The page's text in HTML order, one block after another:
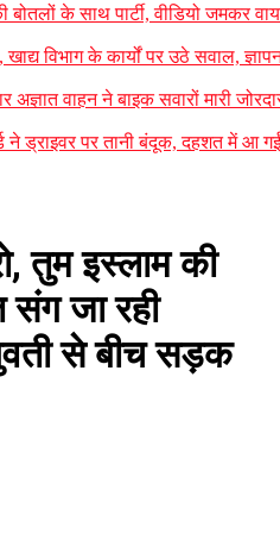
के साथ पार्टी, वीडियो जमकर
विभाग के कार्यों पर उठे सवाल,
अज्ञात वाहन ने बाइक सवारों मारी
ड्राइवर पर तानी बंदूक, दहशत में आ गईं
तुम इस्लाम की
संग जा रही
से बीच सड़क